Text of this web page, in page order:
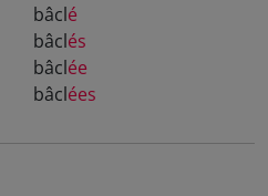
bâclé
bâclés
bâclée
bâclées